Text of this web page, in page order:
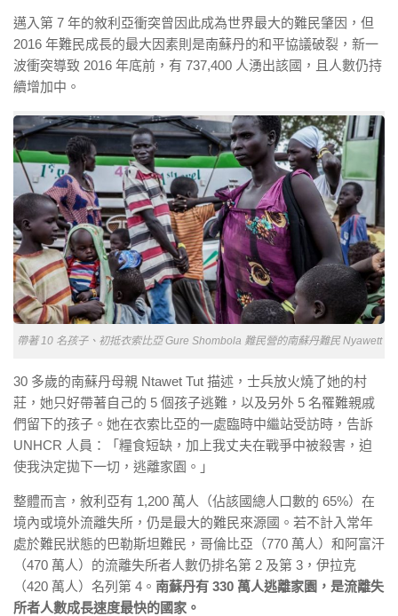
邁入第 7 年的敘利亞衝突曾因此成為世界最大的難民肇因，但
2016 年難民成長的最大因素則是南蘇丹的和平協議破裂，新一
波衝突導致 2016 年底前，有 737,400 人湧出該國，且人數仍持
續增加中。
帶著 10 名孩子、初抵衣索比亞 Gure Shombola 難民營的南蘇丹難民 Nyawett
30 多歲的南蘇丹母親 Ntawet Tut 描述，士兵放火燒了她的村
莊，她只好帶著自己的 5 個孩子逃難，以及另外 5 名罹難親戚
們留下的孩子。她在衣索比亞的一處臨時中繼站受訪時，告訴
UNHCR 人員：「糧食短缺，加上我丈夫在戰爭中被殺害，迫
使我決定拋下一切，逃離家園。」
整體而言，敘利亞有 1,200 萬人（佔該國總人口數的 65%）在
境內或境外流離失所，仍是最大的難民來源國。若不計入常年
處於難民狀態的巴勒斯坦難民，哥倫比亞（770 萬人）和阿富汗
（470 萬人）的流離失所者人數仍排名第 2 及第 3，伊拉克
（420 萬人）名列第 4。 南蘇丹有 330 萬人逃離家園，是流離失
所者人數成長速度最快的國家。